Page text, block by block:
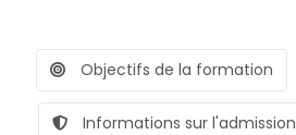
Objectifs de la formation
Informations sur l'admission